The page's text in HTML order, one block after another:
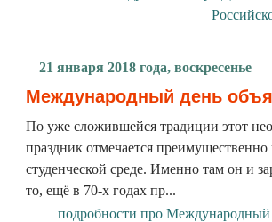
21 января 2018 года, воскресенье
Международный день
По уже сложившейся традиции этот
праздник отмечается
студенческой среде. Именно там он и
то, ещё в 70-х годах пр...
подробности про